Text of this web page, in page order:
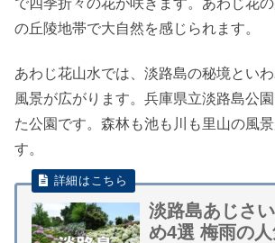
で四季折々の花が咲きます。あわじ花
の丘陵地帯で大自然を感じられます。
あわじ花山水では、淡路島の秘境とい
風景が広がります。兵庫県立淡路島公
た公園です。森林も池も川も里山の風
す。
淡路島あじさ
め4選 梅雨の